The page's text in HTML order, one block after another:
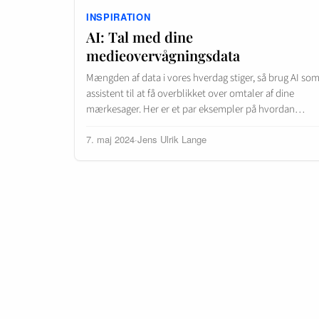
INSPIRATION
AI: Tal med dine
medieovervågningsdata
Mængden af data i vores hverdag stiger, så brug AI som
assistent til at få overblikket over omtaler af dine
mærkesager. Her er et par eksempler på hvordan…
7. maj 2024·Jens Ulrik Lange